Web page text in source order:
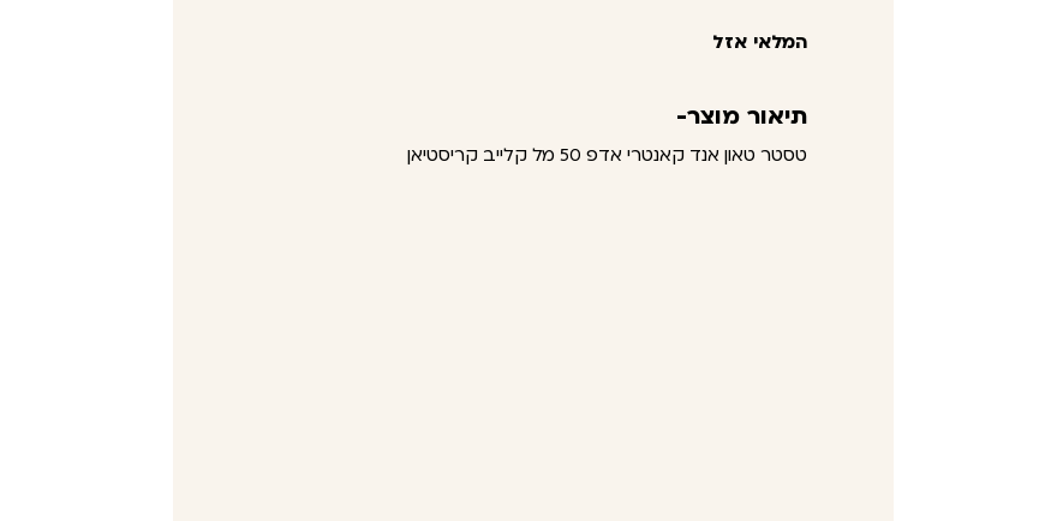
המלאי אזל
תיאור מוצר-
טסטר טאון אנד קאנטרי אדפ 50 מל קלייב קריסטיאן